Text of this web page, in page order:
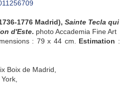
1776 Madrid), Sainte Tecla qui
d'Este. photo Accademia Fine Art
: 79 x 44 cm. Estimation :
Boix de Madrid,